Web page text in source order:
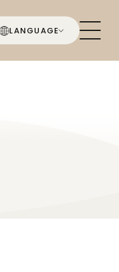
LANGUAGE